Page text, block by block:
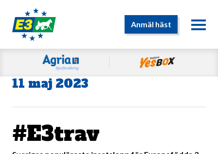
Anmäl häst
11 maj 2023
#E3trav